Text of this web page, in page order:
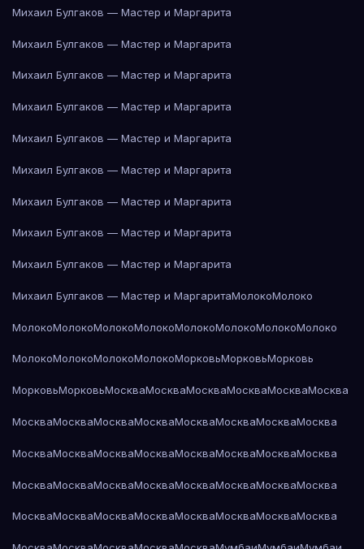
Михаил Булгаков — Мастер и Маргарита
Михаил Булгаков — Мастер и Маргарита
Михаил Булгаков — Мастер и Маргарита
Михаил Булгаков — Мастер и Маргарита
Михаил Булгаков — Мастер и Маргарита
Михаил Булгаков — Мастер и Маргарита
Михаил Булгаков — Мастер и Маргарита
Михаил Булгаков — Мастер и Маргарита
Михаил Булгаков — Мастер и Маргарита
Михаил Булгаков — Мастер и МаргаритаМолокоМолоко
МолокоМолокоМолокоМолокоМолокоМолокоМолокоМолоко
МолокоМолокоМолокоМолокоМорковьМорковьМорковь
МорковьМорковьМоскваМоскваМоскваМоскваМоскваМосква
МоскваМоскваМоскваМоскваМоскваМоскваМоскваМосква
МоскваМоскваМоскваМоскваМоскваМоскваМоскваМосква
МоскваМоскваМоскваМоскваМоскваМоскваМоскваМосква
МоскваМоскваМоскваМоскваМоскваМоскваМоскваМосква